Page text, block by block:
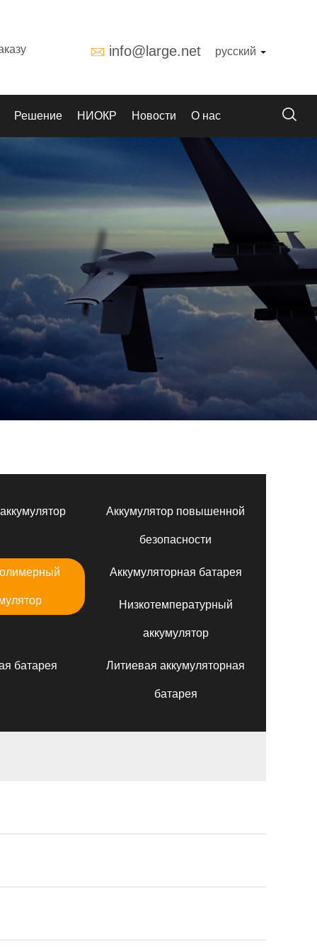
info@large.net русский
Решение НИОКР Новости О нас
Аккумулятор повышенной
безопасности
Аккумуляторная батарея
Низкотемпературный
аккумулятор
батарея Литиевая аккумуляторная
батарея